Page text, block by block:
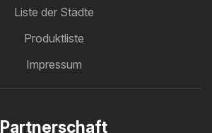
Liste der Städte
Produktliste
Impressum
Partnerschaft